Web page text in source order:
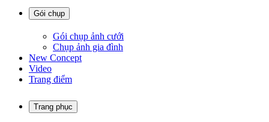
Gói chụp
Gói chụp ảnh cưới
Chụp ảnh gia đình
New Concept
Video
Trang điểm
Trang phục